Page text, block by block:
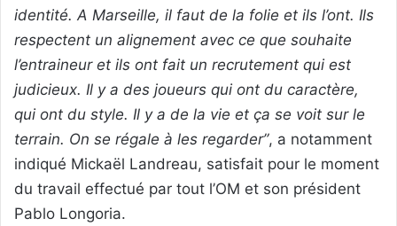
identité. A Marseille, il faut de la folie et ils l’ont. Ils
respectent un alignement avec ce que souhaite
l’entraineur et ils ont fait un recrutement qui est
judicieux. Il y a des joueurs qui ont du caractère,
qui ont du style. Il y a de la vie et ça se voit sur le
terrain. On se régale à les regarder”, a notamment
indiqué Mickaël Landreau, satisfait pour le moment
du travail effectué par tout l’OM et son président
Pablo Longoria.